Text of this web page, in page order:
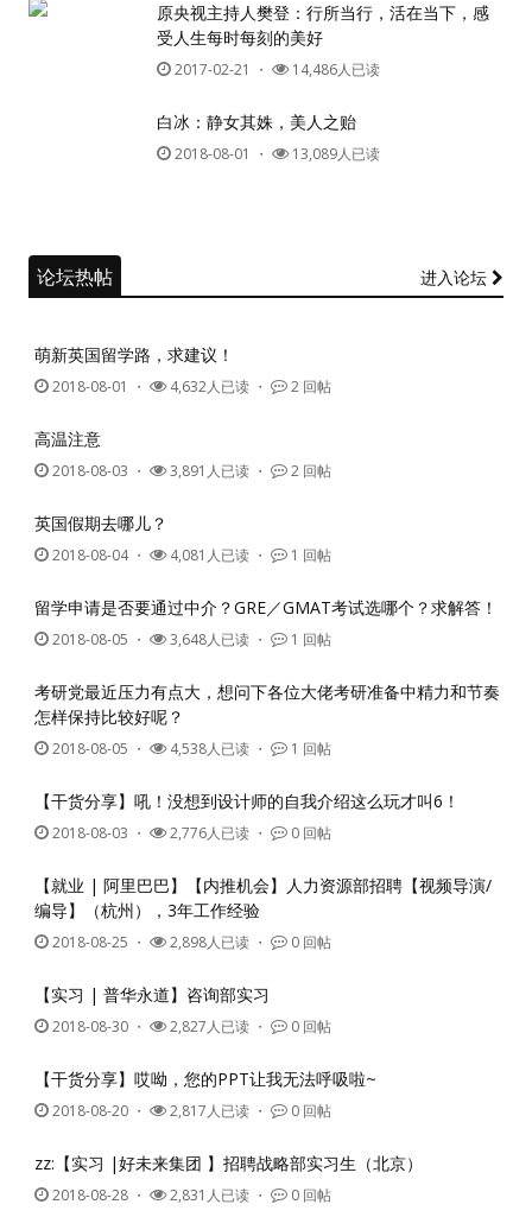
原央视主持人樊登：行所当行，活在当下，感
受人生每时每刻的美好
2017-02-21 ・ 14,486人已读
白冰：静女其姝，美人之贻
2018-08-01 ・ 13,089人已读
论坛热帖 进入论坛
萌新英国留学路，求建议！
2018-08-01 ・ 4,632人已读 ・ 2 回帖
高温注意
2018-08-03 ・ 3,891人已读 ・ 2 回帖
英国假期去哪儿？
2018-08-04・ 4,081人已读 ・ 1 回帖
留学申请是否要通过中介？GRE／GMAT考试选哪个？求解答！
2018-08-05 ・ 3,648人已读 ・ 1 回帖
考研党最近压力有点大，想问下各位大佬考研准备中精力和节奏
怎样保持比较好呢？
2018-08-05 ・ 4,538人已读 ・ 1 回帖
【干货分享】吼！没想到设计师的自我介绍这么玩才叫6！
2018-08-03 ・ 2,776人已读 ・ 0 回帖
【就业 | 阿里巴巴】【内推机会】人力资源部招聘【视频导演/
编导】（杭州），3年工作经验
2018-08-25 ・ 2,898人已读 ・ 0 回帖
【实习 | 普华永道】咨询部实习
2018-08-30 ・ 2,827人已读 ・ 0 回帖
【干货分享】哎呦，您的PPT让我无法呼吸啦~
2018-08-20 ・ 2,817人已读 ・ 0 回帖
zz:【实习 |好未来集团 】招聘战略部实习生（北京）
2018-08-28 ・ 2,831人已读 ・ 0 回帖